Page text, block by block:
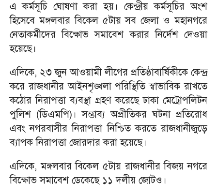
এ কর্মসূচি ঘোষণা করা হয়। কেন্দ্রীয় কর্মসূচির অংশ
হিসেবে মঙ্গলবার বিকেল ৫টায় সব জেলা ও মহানগরে
নেতাকর্মীদের বিক্ষোভ সমাবেশ করার নির্দেশ দেওয়া
হয়েছে।
এদিকে, ২৩ জুন আওয়ামী লীগের প্রতিষ্ঠাবার্ষিকীকে কেন্দ্র
করে রাজধানীর আইনশৃঙ্খলা পরিস্থিতি স্বাভাবিক রাখতে
কঠোর নিরাপত্তা ব্যবস্থা গ্রহণ করেছে ঢাকা মেট্রোপলিটন
পুলিশ (ডিএমপি)। সম্ভাব্য অপ্রীতিকর ঘটনা প্রতিরোধ
এবং নগরবাসীর নিরাপত্তা নিশ্চিত করতে রাজধানীজুড়ে
ব্যাপক নিরাপত্তা জোরদার করা হয়েছে।
এদিকে, মঙ্গলবার বিকেল ৫টায় রাজধানীর বিজয় নগরে
বিক্ষোভ সমাবেশ ডেকেছে ১১ দলীয় জোটও।